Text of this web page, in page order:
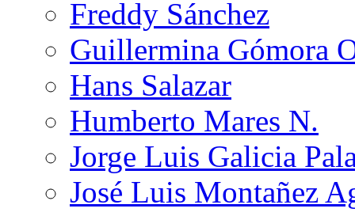
Freddy Sánchez
Guillermina Gómora
Hans Salazar
Humberto Mares N.
Jorge Luis Galicia
José Luis Montañez